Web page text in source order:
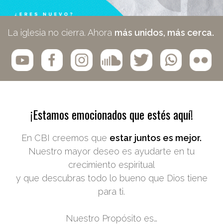
La iglesia no cierra. Ahora más unidos, más cerca.
¡Estamos emocionados que estés aquí!
En CBI creemos que estar juntos es mejor.
Nuestro mayor deseo es ayudarte en tu
crecimiento espiritual
y que descubras todo lo bueno que Dios tiene
para ti.
Nuestro Propósito es…